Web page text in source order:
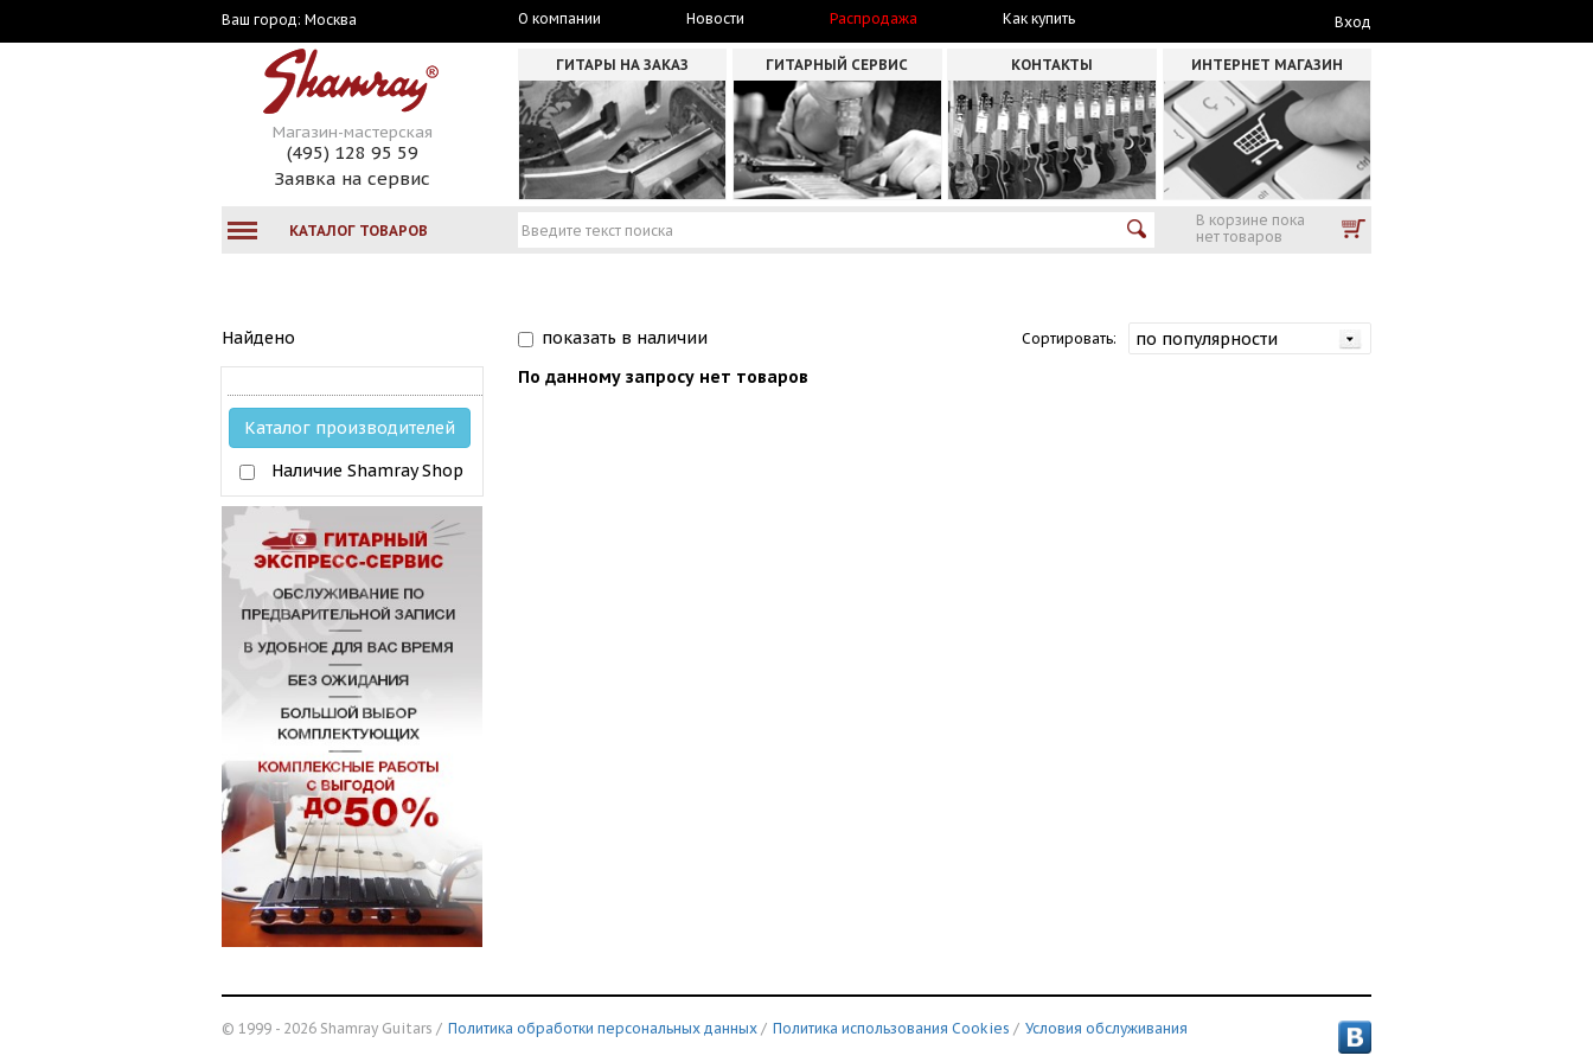
Ваш город: Москва О компании Новости Распродажа Как купить Вход
Магазин-мастерская
(495) 128 95 59
Заявка на сервис
ГИТАРЫ НА ЗАКАЗ ГИТАРНЫЙ СЕРВИС КОНТАКТЫ ИНТЕРНЕТ МАГАЗИН
КАТАЛОГ ТОВАРОВ
В корзине пока
нет товаров
Найдено показать в наличии Сортировать:
Каталог производителей
Наличие Shamray Shop
По данному запросу нет товаров
© 1999 - 2026 Shamray Guitars / Политика обработки персональных данных / Политика использования Сookies / Условия обслуживания